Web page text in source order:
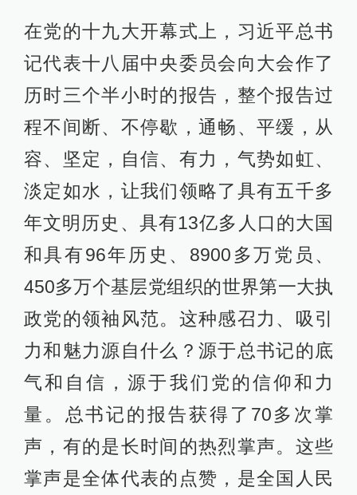
在党的十九大开幕式上，习近平总书
记代表十八届中央委员会向大会作了
历时三个半小时的报告，整个报告过
程不间断、不停歇，通畅、平缓，从
容、坚定，自信、有力，气势如虹、
淡定如水，让我们领略了具有五千多
年文明历史、具有13亿多人口的大国
和具有96年历史、8900多万党员、
450多万个基层党组织的世界第一大执
政党的领袖风范。这种感召力、吸引
力和魅力源自什么？源于总书记的底
气和自信，源于我们党的信仰和力
量。总书记的报告获得了70多次掌
声，有的是长时间的热烈掌声。这些
掌声是全体代表的点赞，是全国人民